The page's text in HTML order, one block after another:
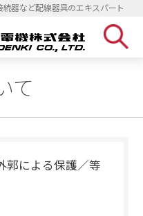
器など配線器具のエキスパート
て
郭による保護／等